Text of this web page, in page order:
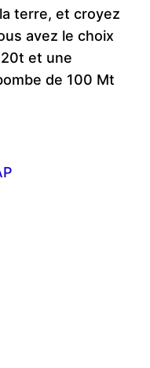
terre, et croyez
avez le choix
et une
de 100 Mt